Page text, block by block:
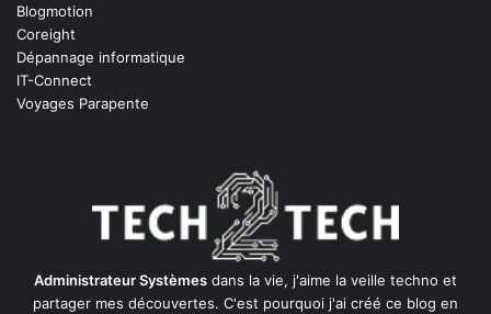
Blogmotion
Coreight
Dépannage informatique
IT-Connect
Voyages Parapente
Administrateur Systèmes dans la vie, j'aime la veille techno et
partager mes découvertes. C'est pourquoi j'ai créé ce blog en